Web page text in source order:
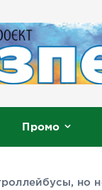
Промо
но